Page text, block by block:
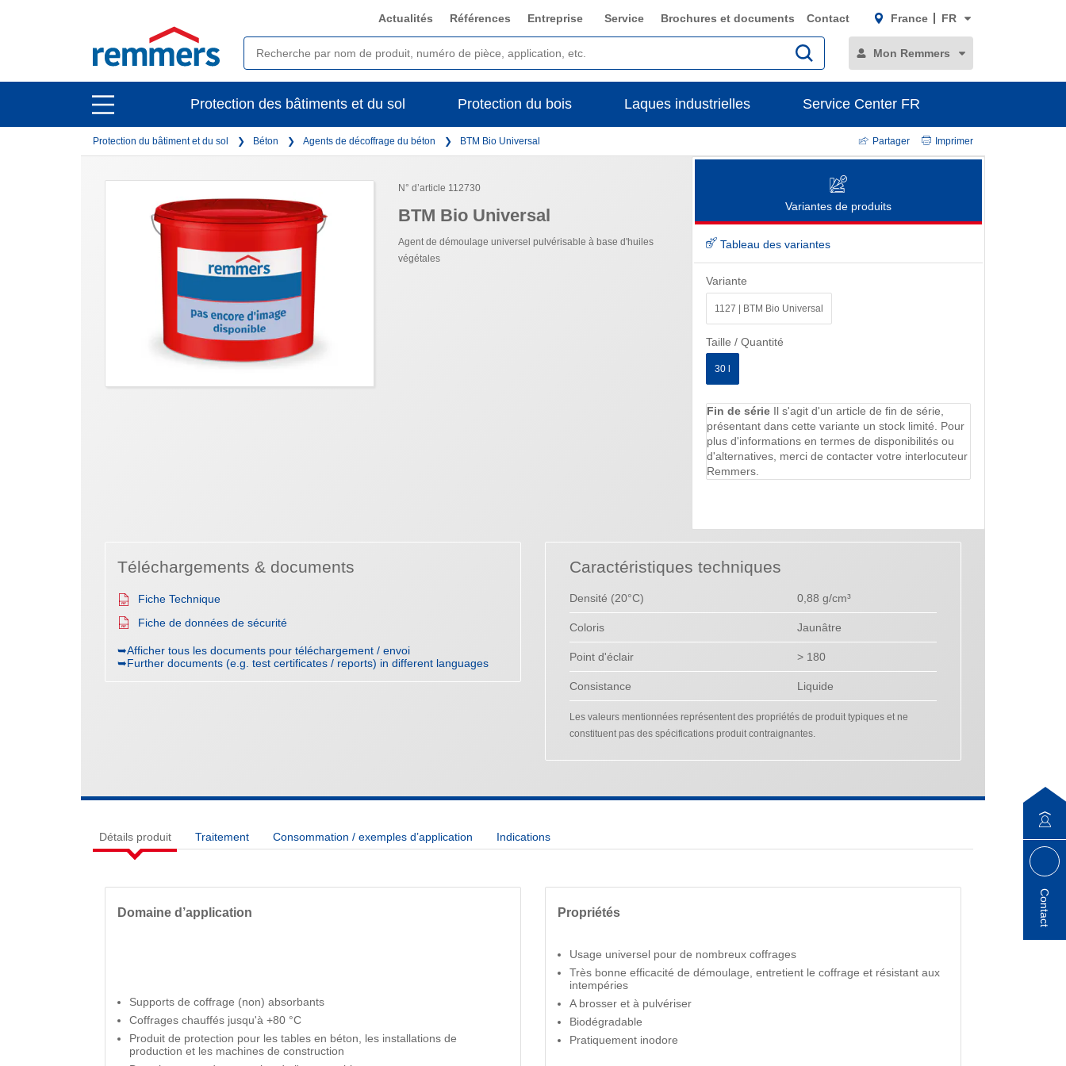
open
main
navigation
Actualités Références Entreprise Service Brochures et documents Contact France FR
Mon Remmers
open
main
Protection des bâtiments et du sol Protection du bois Laques industrielles Service Center FR
Protection du bâtiment et du sol Béton Agents de décoffrage du béton BTM Bio Universal Partager Imprimer
N° d’article 112730
BTM Bio Universal
Agent de démoulage universel pulvérisable à base d'huiles
végétales
Variantes de produits
Tableau des variantes
Variante
1127 | BTM Bio Universal
Taille / Quantité
30 l
Fin de série Il s'agit d'un article de fin de série,
présentant dans cette variante un stock limité. Pour
plus d'informations en termes de disponibilités ou
d'alternatives, merci de contacter votre interlocuteur
Remmers.
Téléchargements & documents
Fiche Technique
Fiche de données de sécurité
➥Afficher tous les documents pour téléchargement / envoi
➥Further documents (e.g. test certificates / reports) in different languages
Caractéristiques techniques
Densité (20°C) 0,88 g/cm³
Coloris Jaunâtre
Point d'éclair > 180
Consistance Liquide
Les valeurs mentionnées représentent des propriétés de produit typiques et ne
constituent pas des spécifications produit contraignantes.
Détails produit Traitement Consommation / exemples d’application Indications
Domaine d’application
Supports de coffrage (non) absorbants
Coffrages chauffés jusqu'à +80 °C
Produit de protection pour les tables en béton, les installations de
production et les machines de construction
Propriétés
Usage universel pour de nombreux coffrages
Très bonne efficacité de démoulage, entretient le coffrage et résistant aux
intempéries
A brosser et à pulvériser
Biodégradable
Pratiquement inodore
Contact